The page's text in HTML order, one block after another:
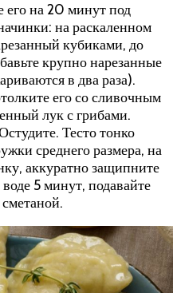
его на 20 минут под
на раскаленном
кубиками, до
крупно нарезанные
в два раза).
его со сливочным
лук с грибами.
Тесто тонко
среднего размера, на
аккуратно защипните
5 минут, подавайте